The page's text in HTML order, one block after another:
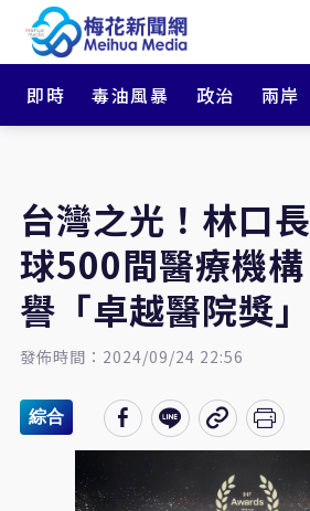
即時 毒油風暴 政治 兩岸
台灣之光！林口
球500間醫療機
譽「卓越醫院獎」
發佈時間：2024/09/24 22:56
綜合